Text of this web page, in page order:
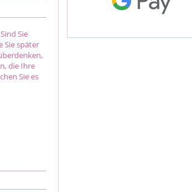
Sie
Sie später
die Ihre
Sie es